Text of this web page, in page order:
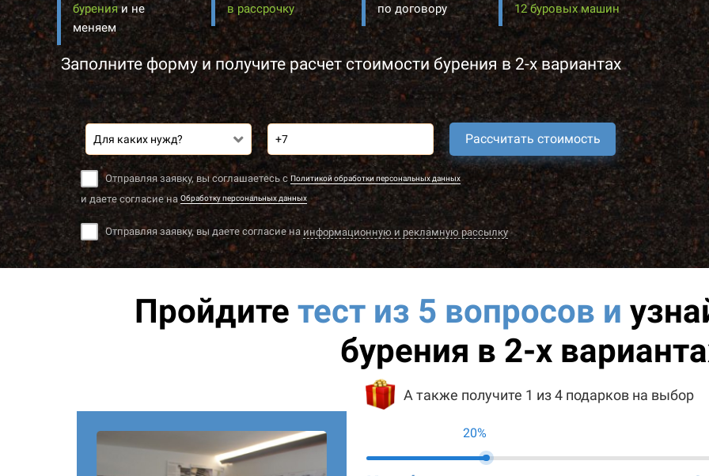
буренияи не
меняем
12 буровых машин
по договору
Для каких нужд? Рассчитать стоимость
Отправляя заявку, вы соглашаетесь сПолитикой обработки персональных данных
и даете согласие на Обработку персональных данных
Отправляя заявку, вы даете согласие наинформационную и рекламную рассылку
в рассрочку
Заполните форму и получите расчет стоимости бурения в 2-х вариантах
Пройдите тест из 5 вопросов и
бурения в 2-х
А также получите 1 из 4 подарков на выбор
20%